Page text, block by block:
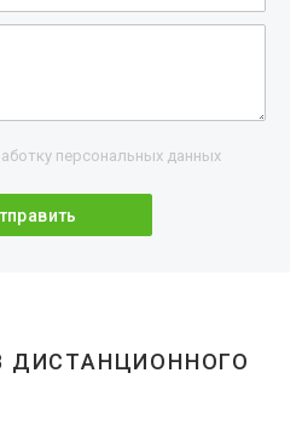
персональных данных
ДИСТАНЦИОННОГО